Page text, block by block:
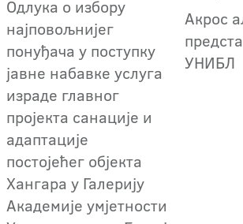
Одлука о избору
најповољнијег
понуђача у поступку
јавне набавке услуга
израде главног
пројекта санације и
адаптације
постојећег објекта
Хангара у Галерију
Академије умјетности
Акрос
УНИБЛ